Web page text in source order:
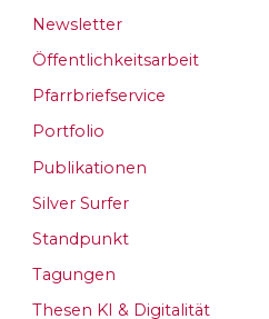
Newsletter
Öffentlichkeitsarbeit
Pfarrbriefservice
Portfolio
Publikationen
Silver Surfer
Standpunkt
Tagungen
Thesen KI & Digitalität